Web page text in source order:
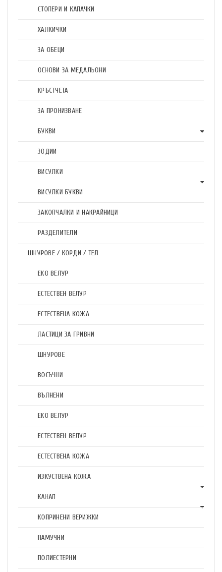
СТОПЕРИ И КАПАЧКИ
ХАЛКИЧКИ
ЗА ОБЕЦИ
ОСНОВИ ЗА МЕДАЛЬОНИ
КРЪСТЧЕТА
ЗА ПРОНИЗВАНЕ
БУКВИ
ЗОДИИ
ВИСУЛКИ
ВИСУЛКИ БУКВИ
ЗАКОПЧАЛКИ И НАКРАЙНИЦИ
РАЗДЕЛИТЕЛИ
ШНУРОВЕ / КОРДИ / ТЕЛ
ЕКО ВЕЛУР
ЕСТЕСТВЕН ВЕЛУР
ЕСТЕСТВЕНА КОЖА
ЛАСТИЦИ ЗА ГРИВНИ
ШНУРОВЕ
ВОСЪЧНИ
ВЪЛНЕНИ
ЕКО ВЕЛУР
ЕСТЕСТВЕН ВЕЛУР
ЕСТЕСТВЕНА КОЖА
ИЗКУСТВЕНА КОЖА
КАНАП
КОПРИНЕНИ ВЕРИЖКИ
ПАМУЧНИ
ПОЛИЕСТЕРНИ